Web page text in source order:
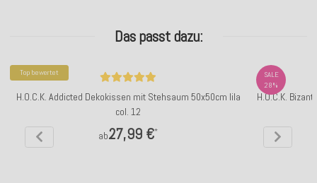
Das passt dazu:
Top bewertet
H.O.C.K. Addicted Dekokissen mit Stehsaum 50x50cm lila
col. 12
ab27,99 €*
SALE
28%
H.O.C.K.